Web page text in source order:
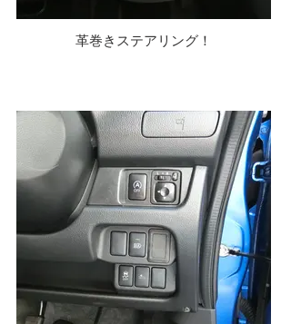
革巻きステアリング！